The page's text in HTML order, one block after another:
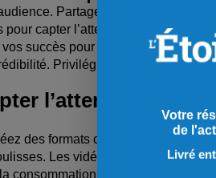
Partagez des articles,
capter l’attention. N’hésitez
succès pour humaniser la
Privilégiez toujours la
l’attention
des formats courts et
Les vidéos génèrent plus
consommation sans le son.
Votre
de
Livré